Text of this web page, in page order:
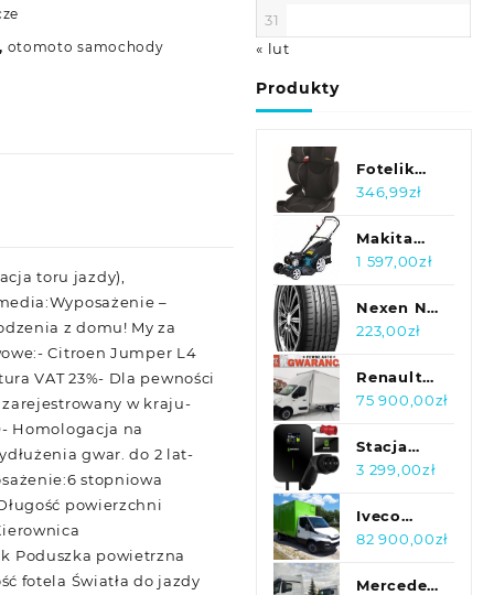
, otomoto samochody
toru jazdy),
–
z domu! My za
Citroen Jumper L4
VAT 23%- Dla pewności
w kraju-
Homologacja na
gwar. do 2 lat-
stopniowa
powierzchni
Poduszka powietrzna
fotela Światła do jazdy
31
« lut
Produkty
Fotelik
samochodowy
Affix
Stargazer
346,99zł
Makita
PLM4627N
1 597,00zł
Nexen N
blue HD
205/55R16
91V
223,00zł
Renault
Master
Kontener
8 EURO
VAT 23%
75 900,00zł
Stacja
ładowania
elektrycznych
Green
kW RFID
3 299,00zł
Iveco
DAILY 35-
kontener
82 900,00zł
Mercedes